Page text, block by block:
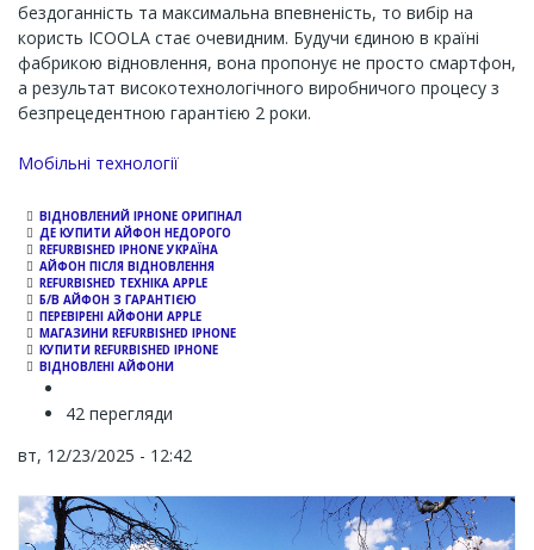
бездоганність та максимальна впевненість, то вибір на
користь ICOOLA стає очевидним. Будучи єдиною в країні
фабрикою відновлення, вона пропонує не просто смартфон,
а результат високотехнологічного виробничого процесу з
безпрецедентною гарантією 2 роки.
Channel
Мобільні технології
ВІДНОВЛЕНИЙ IPHONE ОРИГІНАЛ
ДЕ КУПИТИ АЙФОН НЕДОРОГО
REFURBISHED IPHONE УКРАЇНА
АЙФОН ПІСЛЯ ВІДНОВЛЕННЯ
REFURBISHED ТЕХНІКА APPLE
Б/В АЙФОН З ГАРАНТІЄЮ
ПЕРЕВІРЕНІ АЙФОНИ APPLE
МАГАЗИНИ REFURBISHED IPHONE
КУПИТИ REFURBISHED IPHONE
ВІДНОВЛЕНІ АЙФОНИ
42 перегляди
вт, 12/23/2025 - 12:42